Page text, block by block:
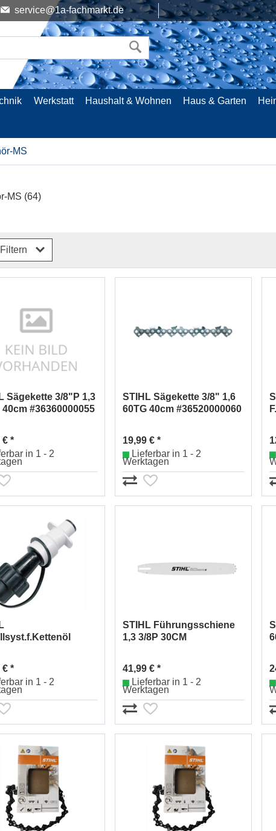
service@1a-fachmarkt.de
Werkstatt Haushalt & Wohnen Haus & Garten
MS
MS (64)
Filtern
Sägekette 3/8"P 1,3
40cm #36360000055
€ *
in 1 - 2
STIHL Sägekette 3/8" 1,6
60TG 40cm #36520000060
19,99 € *
Lieferbar in 1 - 2
Werktagen
€ *
in 1 - 2
STIHL Führungsschiene
1,3 3/8P 30CM
41,99 € *
Lieferbar in 1 - 2
Werktagen